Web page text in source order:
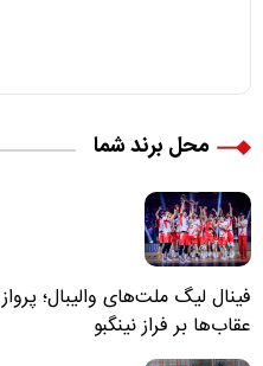
محل برند شما
فینال لیگ ملت‌های والیبال؛ پرواز
عقاب‌ها بر فراز نینگبو